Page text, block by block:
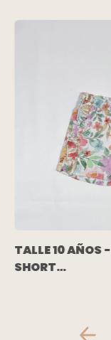
TALLE 10 AÑOS -
SHORT